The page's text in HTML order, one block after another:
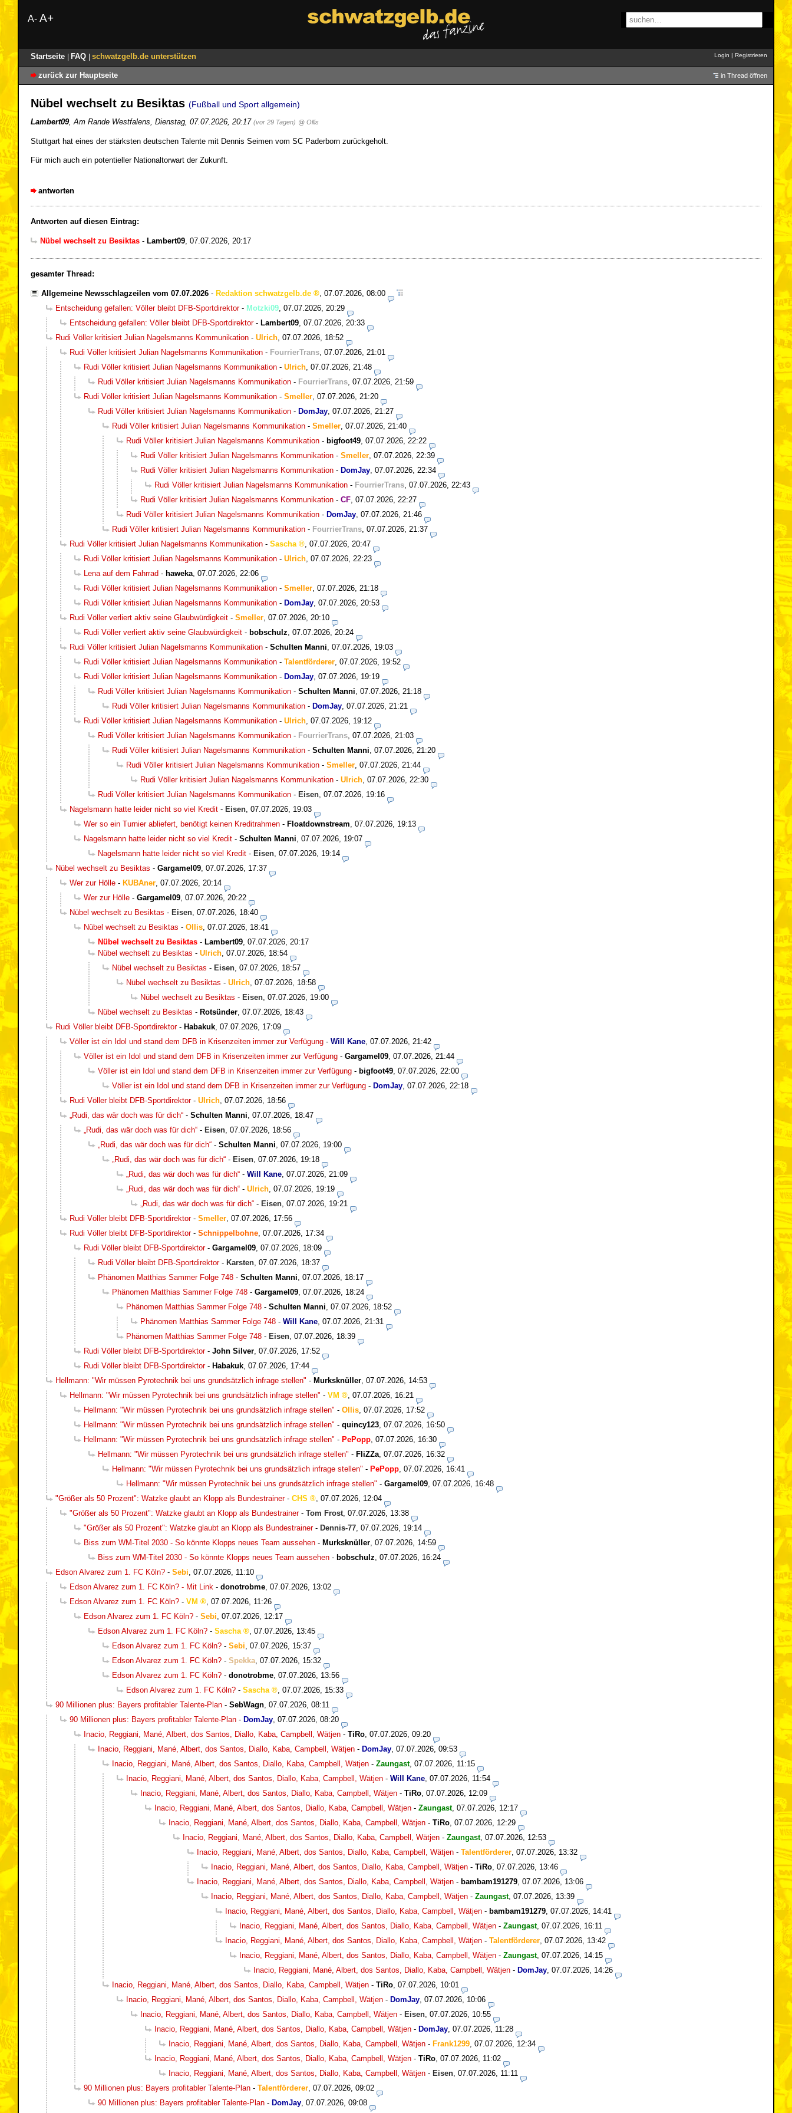
A- A+
Startseite FAQ schwatzgelb.de unterstützen Login | Registrieren
zurück zur Hauptseite in Thread öffnen
Nübel wechselt zu Besiktas (Fußball und Sport allgemein)
Lambert09, Am Rande Westfalens Dienstag, 07.07.2026, 20:17 (vor 29 Tagen) @ Ollis
Stuttgart hat eines der stärksten deutschen Talente mit Dennis Seimen vom SC Paderborn zurückgeholt.
Für mich auch ein potentieller Nationaltorwart der Zukunft.
antworten
Antworten auf diesen Eintrag:
Nübel wechselt zu Besiktas - Lambert09, 07.07.2026, 20:17
gesamter Thread:
Allgemeine Newsschlagzeilen vom 07.07.2026 - Redaktion schwatzgelb.de
07.07.2026, 08:00
Entscheidung gefallen: Völler bleibt DFB-Sportdirektor- Motzki09 07.07.2026, 20:29
Entscheidung gefallen: Völler bleibt DFB-Sportdirektor- Lambert09 07.07.2026, 20:33
Rudi Völler kritisiert Julian Nagelsmanns Kommunikation - Ulrich 07.07.2026, 18:52
Rudi Völler kritisiert Julian Nagelsmanns Kommunikation - FourrierTrans 07.07.2026, 21:01
Rudi Völler kritisiert Julian Nagelsmanns Kommunikation - Ulrich 07.07.2026, 21:48
Rudi Völler kritisiert Julian Nagelsmanns Kommunikation - FourrierTrans 07.07.2026, 21:59
Rudi Völler kritisiert Julian Nagelsmanns Kommunikation - Smeller 07.07.2026, 21:20
Rudi Völler kritisiert Julian Nagelsmanns Kommunikation - DomJay 07.07.2026, 21:27
Rudi Völler kritisiert Julian Nagelsmanns Kommunikation - Smeller 07.07.2026, 21:40
Rudi Völler kritisiert Julian Nagelsmanns Kommunikation - bigfoot49 07.07.2026, 22:22
Rudi Völler kritisiert Julian Nagelsmanns Kommunikation - Smeller 07.07.2026, 22:39
Rudi Völler kritisiert Julian Nagelsmanns Kommunikation - DomJay 07.07.2026, 22:34
Rudi Völler kritisiert Julian Nagelsmanns Kommunikation - FourrierTrans 07.07.2026, 22:43
Rudi Völler kritisiert Julian Nagelsmanns Kommunikation - CF 07.07.2026, 22:27
Rudi Völler kritisiert Julian Nagelsmanns Kommunikation - DomJay 07.07.2026, 21:46
Rudi Völler kritisiert Julian Nagelsmanns Kommunikation - FourrierTrans 07.07.2026, 21:37
Rudi Völler kritisiert Julian Nagelsmanns Kommunikation - Sascha
07.07.2026, 20:47
Rudi Völler kritisiert Julian Nagelsmanns Kommunikation - Ulrich 07.07.2026, 22:23
Lena auf dem Fahrrad - haweka 07.07.2026, 22:06
Rudi Völler kritisiert Julian Nagelsmanns Kommunikation - Smeller 07.07.2026, 21:18
Rudi Völler kritisiert Julian Nagelsmanns Kommunikation - DomJay 07.07.2026, 20:53
Rudi Völler verliert aktiv seine Glaubwürdigkeit - Smeller 07.07.2026, 20:10
Rudi Völler verliert aktiv seine Glaubwürdigkeit - bobschulz 07.07.2026, 20:24
Rudi Völler kritisiert Julian Nagelsmanns Kommunikation - Schulten Manni 07.07.2026, 19:03
Rudi Völler kritisiert Julian Nagelsmanns Kommunikation - Talentförderer 07.07.2026, 19:52
Rudi Völler kritisiert Julian Nagelsmanns Kommunikation - DomJay 07.07.2026, 19:19
Rudi Völler kritisiert Julian Nagelsmanns Kommunikation - Schulten Manni 07.07.2026, 21:18
Rudi Völler kritisiert Julian Nagelsmanns Kommunikation - DomJay 07.07.2026, 21:21
Rudi Völler kritisiert Julian Nagelsmanns Kommunikation - Ulrich 07.07.2026, 19:12
Rudi Völler kritisiert Julian Nagelsmanns Kommunikation - FourrierTrans 07.07.2026, 21:03
Rudi Völler kritisiert Julian Nagelsmanns Kommunikation - Schulten Manni 07.07.2026, 21:20
Rudi Völler kritisiert Julian Nagelsmanns Kommunikation - Smeller 07.07.2026, 21:44
Rudi Völler kritisiert Julian Nagelsmanns Kommunikation - Ulrich 07.07.2026, 22:30
Rudi Völler kritisiert Julian Nagelsmanns Kommunikation - Eisen 07.07.2026, 19:16
Nagelsmann hatte leider nicht so viel Kredit - Eisen 07.07.2026, 19:03
Wer so ein Turnier abliefert, benötigt keinen Kreditrahmen - Floatdownstream 07.07.2026, 19:13
Nagelsmann hatte leider nicht so viel Kredit - Schulten Manni 07.07.2026, 19:07
Nagelsmann hatte leider nicht so viel Kredit - Eisen 07.07.2026, 19:14
Nübel wechselt zu Besiktas - Gargamel09 07.07.2026, 17:37
Wer zur Hölle - KUBAner 07.07.2026, 20:14
Wer zur Hölle - Gargamel09 07.07.2026, 20:22
Nübel wechselt zu Besiktas - Eisen 07.07.2026, 18:40
Nübel wechselt zu Besiktas - Ollis 07.07.2026, 18:41
Nübel wechselt zu Besiktas - Lambert09 07.07.2026, 20:17
Nübel wechselt zu Besiktas - Ulrich 07.07.2026, 18:54
Nübel wechselt zu Besiktas - Eisen 07.07.2026, 18:57
Nübel wechselt zu Besiktas - Ulrich 07.07.2026, 18:58
Nübel wechselt zu Besiktas - Eisen 07.07.2026, 19:00
Nübel wechselt zu Besiktas - Rotsünder 07.07.2026, 18:43
Rudi Völler bleibt DFB-Sportdirektor- Habakuk 07.07.2026, 17:09
Völler ist ein Idol und stand dem DFB in Krisenzeiten immer zur Verfügung - Will Kane 07.07.2026, 21:42
Völler ist ein Idol und stand dem DFB in Krisenzeiten immer zur Verfügung - Gargamel09 07.07.2026, 21:44
Völler ist ein Idol und stand dem DFB in Krisenzeiten immer zur Verfügung - bigfoot49 07.07.2026, 22:00
Völler ist ein Idol und stand dem DFB in Krisenzeiten immer zur Verfügung - DomJay 07.07.2026, 22:18
Rudi Völler bleibt DFB-Sportdirektor- Ulrich 07.07.2026, 18:56
„Rudi, das wär doch was für dich“ - Schulten Manni 07.07.2026, 18:47
„Rudi, das wär doch was für dich“ - Eisen 07.07.2026, 18:56
„Rudi, das wär doch was für dich“ - Schulten Manni 07.07.2026, 19:00
„Rudi, das wär doch was für dich“ - Eisen 07.07.2026, 19:18
„Rudi, das wär doch was für dich“ - Will Kane 07.07.2026, 21:09
„Rudi, das wär doch was für dich“ - Ulrich 07.07.2026, 19:19
„Rudi, das wär doch was für dich“ - Eisen 07.07.2026, 19:21
Rudi Völler bleibt DFB-Sportdirektor- Smeller 07.07.2026, 17:56
Rudi Völler bleibt DFB-Sportdirektor- Schnippelbohne 07.07.2026, 17:34
Rudi Völler bleibt DFB-Sportdirektor- Gargamel09 07.07.2026, 18:09
Rudi Völler bleibt DFB-Sportdirektor- Karsten 07.07.2026, 18:37
Phänomen Matthias Sammer Folge 748 - Schulten Manni 07.07.2026, 18:17
Phänomen Matthias Sammer Folge 748 - Gargamel09 07.07.2026, 18:24
Phänomen Matthias Sammer Folge 748 - Schulten Manni 07.07.2026, 18:52
Phänomen Matthias Sammer Folge 748 - Will Kane 07.07.2026, 21:31
Phänomen Matthias Sammer Folge 748 - Eisen 07.07.2026, 18:39
Rudi Völler bleibt DFB-Sportdirektor- John Silver 07.07.2026, 17:52
Rudi Völler bleibt DFB-Sportdirektor- Habakuk 07.07.2026, 17:44
Hellmann: "Wir müssen Pyrotechnik bei uns grundsätzlich infrage stellen" - Murksknüller 07.07.2026, 14:53
Hellmann: "Wir müssen Pyrotechnik bei uns grundsätzlich infrage stellen" - VM
07.07.2026, 16:21
Hellmann: "Wir müssen Pyrotechnik bei uns grundsätzlich infrage stellen" - Ollis 07.07.2026, 17:52
Hellmann: "Wir müssen Pyrotechnik bei uns grundsätzlich infrage stellen" - quincy123 07.07.2026, 16:50
Hellmann: "Wir müssen Pyrotechnik bei uns grundsätzlich infrage stellen" - PePopp 07.07.2026, 16:30
Hellmann: "Wir müssen Pyrotechnik bei uns grundsätzlich infrage stellen" - FliZZa 07.07.2026, 16:32
Hellmann: "Wir müssen Pyrotechnik bei uns grundsätzlich infrage stellen" - PePopp 07.07.2026, 16:41
Hellmann: "Wir müssen Pyrotechnik bei uns grundsätzlich infrage stellen" - Gargamel09 07.07.2026, 16:48
"Größer als 50 Prozent": Watzke glaubt an Klopp als Bundestrainer- CHS
07.07.2026, 12:04
"Größer als 50 Prozent": Watzke glaubt an Klopp als Bundestrainer- Tom Frost 07.07.2026, 13:38
"Größer als 50 Prozent": Watzke glaubt an Klopp als Bundestrainer- Dennis-77 07.07.2026, 19:14
Biss zum WM-Titel 2030 - So könnte Klopps neues Team aussehen - Murksknüller 07.07.2026, 14:59
Biss zum WM-Titel 2030 - So könnte Klopps neues Team aussehen - bobschulz 07.07.2026, 16:24
Edson Alvarez zum 1. FC Köln? - Sebi 07.07.2026, 11:10
Edson Alvarez zum 1. FC Köln? - Mit Link - donotrobme 07.07.2026, 13:02
Edson Alvarez zum 1. FC Köln? - VM
07.07.2026, 11:26
Edson Alvarez zum 1. FC Köln? - Sebi 07.07.2026, 12:17
Edson Alvarez zum 1. FC Köln? - Sascha
07.07.2026, 13:45
Edson Alvarez zum 1. FC Köln? - Sebi 07.07.2026, 15:37
Edson Alvarez zum 1. FC Köln? - Spekka 07.07.2026, 15:32
Edson Alvarez zum 1. FC Köln? - donotrobme 07.07.2026, 13:56
Edson Alvarez zum 1. FC Köln? - Sascha
07.07.2026, 15:33
90 Millionen plus: Bayers profitabler Talente-Plan - SebWagn 07.07.2026, 08:11
90 Millionen plus: Bayers profitabler Talente-Plan - DomJay 07.07.2026, 08:20
Inacio, Reggiani, Mané, Albert, dos Santos, Diallo, Kaba, Campbell, Wätjen - TiRo 07.07.2026, 09:20
Inacio, Reggiani, Mané, Albert, dos Santos, Diallo, Kaba, Campbell, Wätjen - DomJay 07.07.2026, 09:53
Inacio, Reggiani, Mané, Albert, dos Santos, Diallo, Kaba, Campbell, Wätjen - Zaungast, 07.07.2026, 11:15
Inacio, Reggiani, Mané, Albert, dos Santos, Diallo, Kaba, Campbell, Wätjen - Will Kane 07.07.2026, 11:54
Inacio, Reggiani, Mané, Albert, dos Santos, Diallo, Kaba, Campbell, Wätjen - TiRo 07.07.2026, 12:09
Inacio, Reggiani, Mané, Albert, dos Santos, Diallo, Kaba, Campbell, Wätjen - Zaungast, 07.07.2026, 12:17
Inacio, Reggiani, Mané, Albert, dos Santos, Diallo, Kaba, Campbell, Wätjen - TiRo 07.07.2026, 12:29
Inacio, Reggiani, Mané, Albert, dos Santos, Diallo, Kaba, Campbell, Wätjen - Zaungast, 07.07.2026, 12:53
Inacio, Reggiani, Mané, Albert, dos Santos, Diallo, Kaba, Campbell, Wätjen - Talentförderer 07.07.2026, 13:32
Inacio, Reggiani, Mané, Albert, dos Santos, Diallo, Kaba, Campbell, Wätjen - TiRo 07.07.2026, 13:46
Inacio, Reggiani, Mané, Albert, dos Santos, Diallo, Kaba, Campbell, Wätjen - bambam191279 07.07.2026, 13:06
Inacio, Reggiani, Mané, Albert, dos Santos, Diallo, Kaba, Campbell, Wätjen - Zaungast, 07.07.2026, 13:39
Inacio, Reggiani, Mané, Albert, dos Santos, Diallo, Kaba, Campbell, Wätjen - bambam191279 07.07.2026, 14:41
Inacio, Reggiani, Mané, Albert, dos Santos, Diallo, Kaba, Campbell, Wätjen - Zaungast, 07.07.2026, 16:11
Inacio, Reggiani, Mané, Albert, dos Santos, Diallo, Kaba, Campbell, Wätjen - Talentförderer 07.07.2026, 13:42
Inacio, Reggiani, Mané, Albert, dos Santos, Diallo, Kaba, Campbell, Wätjen - Zaungast, 07.07.2026, 14:15
Inacio, Reggiani, Mané, Albert, dos Santos, Diallo, Kaba, Campbell, Wätjen - DomJay 07.07.2026, 14:26
Inacio, Reggiani, Mané, Albert, dos Santos, Diallo, Kaba, Campbell, Wätjen - TiRo 07.07.2026, 10:01
Inacio, Reggiani, Mané, Albert, dos Santos, Diallo, Kaba, Campbell, Wätjen - DomJay 07.07.2026, 10:06
Inacio, Reggiani, Mané, Albert, dos Santos, Diallo, Kaba, Campbell, Wätjen - Eisen 07.07.2026, 10:55
Inacio, Reggiani, Mané, Albert, dos Santos, Diallo, Kaba, Campbell, Wätjen - DomJay 07.07.2026, 11:28
Inacio, Reggiani, Mané, Albert, dos Santos, Diallo, Kaba, Campbell, Wätjen - Frank1299 07.07.2026, 12:34
Inacio, Reggiani, Mané, Albert, dos Santos, Diallo, Kaba, Campbell, Wätjen - TiRo 07.07.2026, 11:02
Inacio, Reggiani, Mané, Albert, dos Santos, Diallo, Kaba, Campbell, Wätjen - Eisen 07.07.2026, 11:11
90 Millionen plus: Bayers profitabler Talente-Plan - Talentförderer 07.07.2026, 09:02
90 Millionen plus: Bayers profitabler Talente-Plan - DomJay 07.07.2026, 09:08